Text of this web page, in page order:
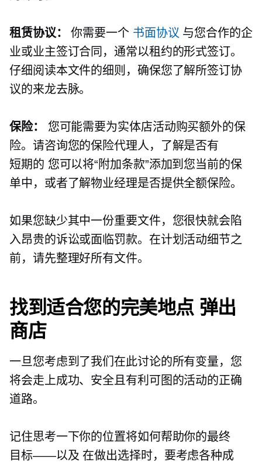
租赁协议： 你需要一个 书面协议 与您合作的企
业或业主签订合同，通常以租约的形式签订。
仔细阅读本文件的细则，确保您了解所签订协
议的来龙去脉。
保险：
您可能需要为实体店活动购买额外的保
险。请咨询您的保险代理人，了解是否有
短期的 您可以将“附加条款”添加到您当前的保
单中，或者了解物业经理是否提供全额保险。
如果您缺少其中一份重要文件，您很快就会陷
入昂贵的诉讼或面临罚款。在计划活动细节之
前，请先整理好所有文件。
找到适合您的完美地点 弹出
商店
一旦您考虑到了我们在此讨论的所有变量，您
将会走上成功、安全且有利可图的活动的正确
道路。
记住思考一下你的位置将如何帮助你的最终
目标——以及 在做出选择时，要考虑各种成